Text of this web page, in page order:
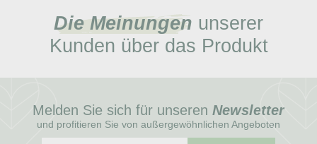
Die Meinungen unserer
Kunden über das Produkt
Melden Sie sich für unseren Newsletter
und profitieren Sie von außergewöhnlichen Angeboten